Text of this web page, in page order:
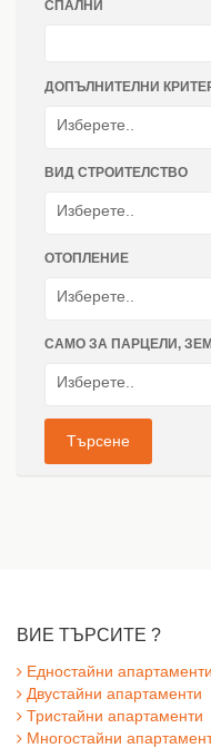
СПАЛНИ
ДОПЪЛНИТЕЛНИ
ВИД СТРОИТЕЛСТВО
ОТОПЛЕНИЕ
САМО ЗА ПАРЦЕЛИ,
Търсене
ВИЕ ТЪРСИТЕ ?
Едностайни апартаменти
Двустайни апартаменти
Тристайни апартаменти
Многостайни